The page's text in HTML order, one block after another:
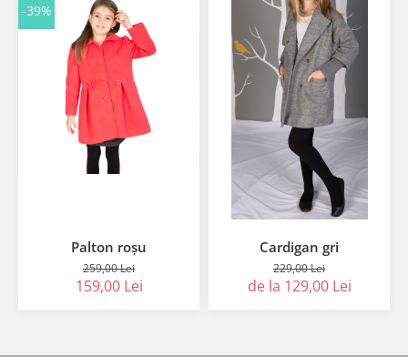
-39%
Palton roșu
259,00 Lei
159,00 Lei
Cardigan gri
229,00 Lei
de la 129,00 Lei